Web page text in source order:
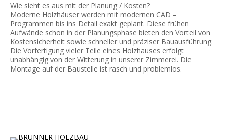
Wie sieht es aus mit der Planung / Kosten?
Moderne Holzhäuser werden mit modernen CAD –
Programmen bis ins Detail exakt geplant. Diese frühen
Aufwände schon in der Planungsphase bieten den Vorteil von
Kostensicherheit sowie schneller und präziser Bauausführung.
Die Vorfertigung vieler Teile eines Holzhauses erfolgt
unabhängig von der Witterung in unserer Zimmerei. Die
Montage auf der Baustelle ist rasch und problemlos.